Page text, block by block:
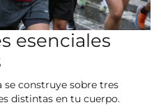
esenciales
se construye sobre tres
distintas en tu cuerpo.